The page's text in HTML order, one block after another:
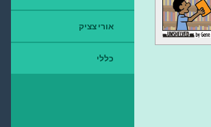
אורי צציק
כללי